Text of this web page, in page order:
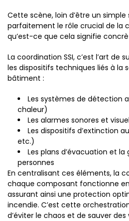
Cette scène, loin d’être un simple
parfaitement le rôle crucial de la
qu’est-ce que cela signifie
La coordination SSI, c’est l’art de
les dispositifs techniques liés à la
bâtiment :
Les systèmes de détection
chaleur)
Les alarmes sonores et
Les dispositifs d’extinction
etc.)
Les plans d’évacuation et
personnes
En centralisant ces éléments, la
chaque composant fonctionne
assurant ainsi une protection
incendie. C’est cette
d’éviter le chaos et de sauver des